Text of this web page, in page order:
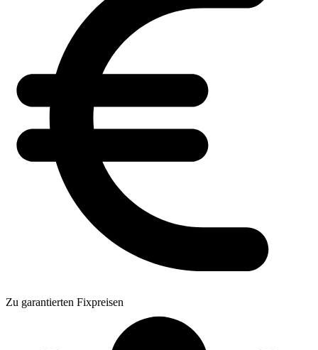
Zu garantierten Fixpreisen